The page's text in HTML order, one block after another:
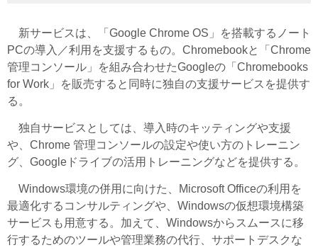
新サービスは、「Google Chrome OS」を搭載するノート
PCの導入／利用を支援するもの。Chromebookと「Chrome
管理コンソール」を組み合わせたGoogleの「Chromebooks
for Work」を販売すると同時に独自の支援サービスを提供す
る。
独自サービスとしては、導入時のキッティングや支援
や、Chrome 管理コンソールの設定や使い方のトレーニン
グ、Googleドライブの活用トレーニングなどを提供する。
Windows環境の併用に向けた、Microsoft Officeの利用を
最適化するコンサルティングや、Windowsの仮想環境構築
サービスも用意する。加えて、Windowsからスムースに移
行するためのツールや管理業務の代行、サポートデスクな